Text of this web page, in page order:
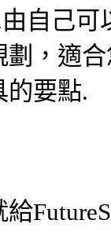
自己可
劃，適
的要點.